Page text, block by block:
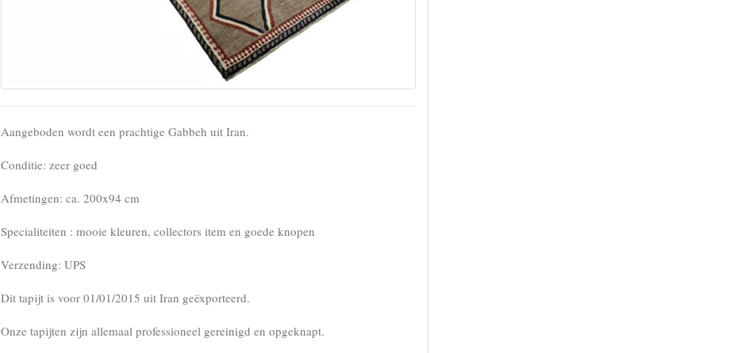
Aangeboden wordt een prachtige Gabbeh uit Iran.
Conditie: zeer goed
Afmetingen: ca. 200x94 cm
Specialiteiten : mooie kleuren, collectors item en goede knopen
Verzending: UPS
Dit tapijt is voor 01/01/2015 uit Iran geëxporteerd.
Onze tapijten zijn allemaal professioneel gereinigd en opgeknapt.